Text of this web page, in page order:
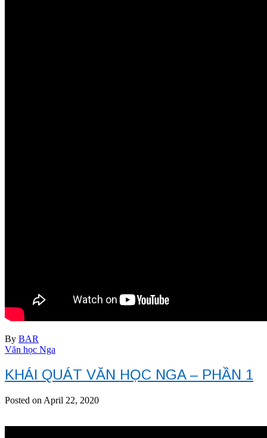
By BAR
Văn học Nga
KHÁI QUÁT VĂN HỌC NGA – PHẦN 1
Posted on April 22, 2020